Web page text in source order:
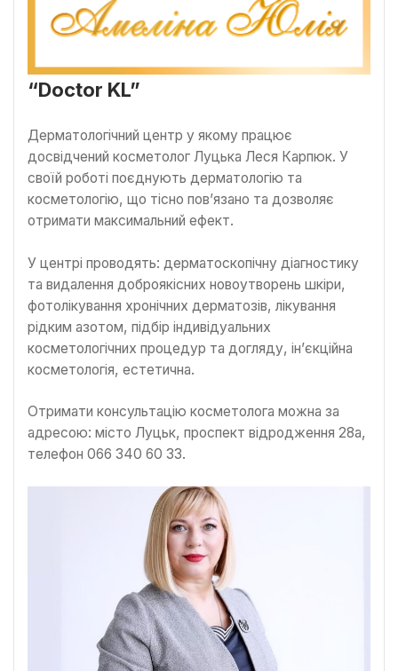
“Doctor KL”
Дерматологічний центр у якому працює
досвідчений косметолог Луцька Леся Карпюк. У
своїй роботі поєднують дерматологію та
косметологію, що тісно пов’язано та дозволяє
отримати максимальний ефект.
У центрі проводять: дерматоскопічну діагностику
та видалення доброякісних новоутворень шкіри,
фотолікування хронічних дерматозів, лікування
рідким азотом, підбір індивідуальних
косметологічних процедур та догляду, ін’єкційна
косметологія, естетична.
Отримати консультацію косметолога можна за
адресою: місто Луцьк, проспект відродження 28а,
телефон 066 340 60 33.